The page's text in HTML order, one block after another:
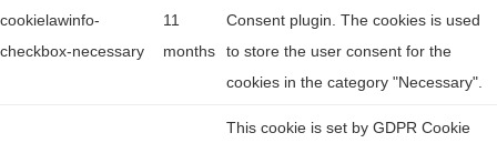
cookielawinfo-
checkbox-necessary
11
months
Consent plugin. The cookies is used
to store the user consent for the
cookies in the category "Necessary".
This cookie is set by GDPR Cookie